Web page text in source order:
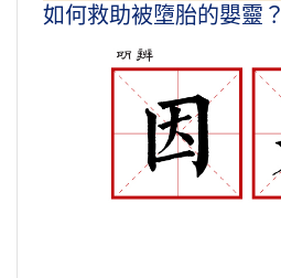
如何救助被墮胎的嬰靈？